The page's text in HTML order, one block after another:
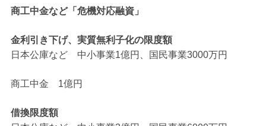
商工中金など「危機対応融資」
金利引き下げ、実質無利子化の限度額
日本公庫など 中小事業1億円、国民事業3000万円
商工中金 1億円
借換限度額